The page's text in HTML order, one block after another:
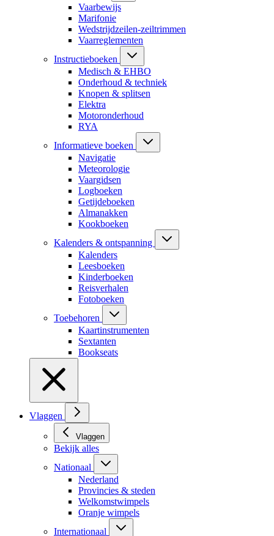
Vaarbewijs
Marifonie
Wedstrijdzeilen-zeiltrimmen
Vaarreglementen
Instructieboeken
Medisch & EHBO
Onderhoud & techniek
Knopen & splitsen
Elektra
Motoronderhoud
RYA
Informatieve boeken
Navigatie
Meteorologie
Vaargidsen
Logboeken
Getijdeboeken
Almanakken
Kookboeken
Kalenders & ontspanning
Kalenders
Leesboeken
Kinderboeken
Reisverhalen
Fotoboeken
Toebehoren
Kaartinstrumenten
Sextanten
Bookseats
Vlaggen
Vlaggen
Bekijk alles
Nationaal
Nederland
Provincies & steden
Welkomstwimpels
Oranje wimpels
Internationaal